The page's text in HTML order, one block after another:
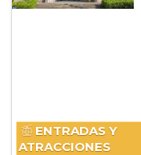
ENTRADAS Y
ATRACCIONES